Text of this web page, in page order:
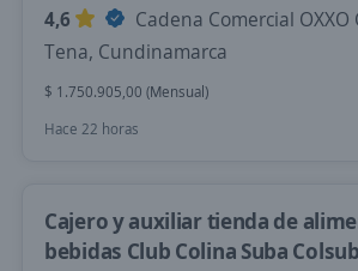
4,6
Cadena Comercial OXXO
Tena, Cundinamarca
$ 1.750.905,00 (Mensual)
Hace 22 horas
Cajero y auxiliar tienda de
bebidas Club Colina Suba